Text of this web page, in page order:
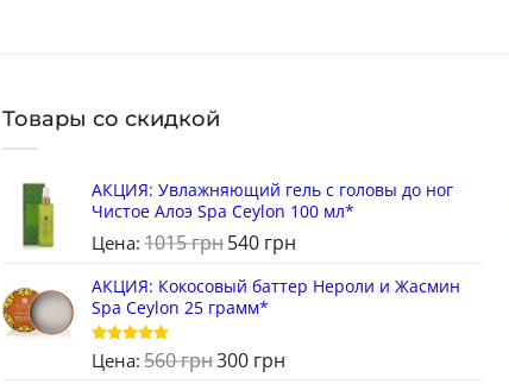
Товары со скидкой
АКЦИЯ: Увлажняющий гель с головы до ног
Чистое Алоэ Spa Ceylon 100 мл*
Цена: 1015грн540 грн
АКЦИЯ: Кокосовый баттер Нероли и Жасмин
Spa Ceylon 25 грамм*
Оценка5
из 5
Цена: 560грн300 грн